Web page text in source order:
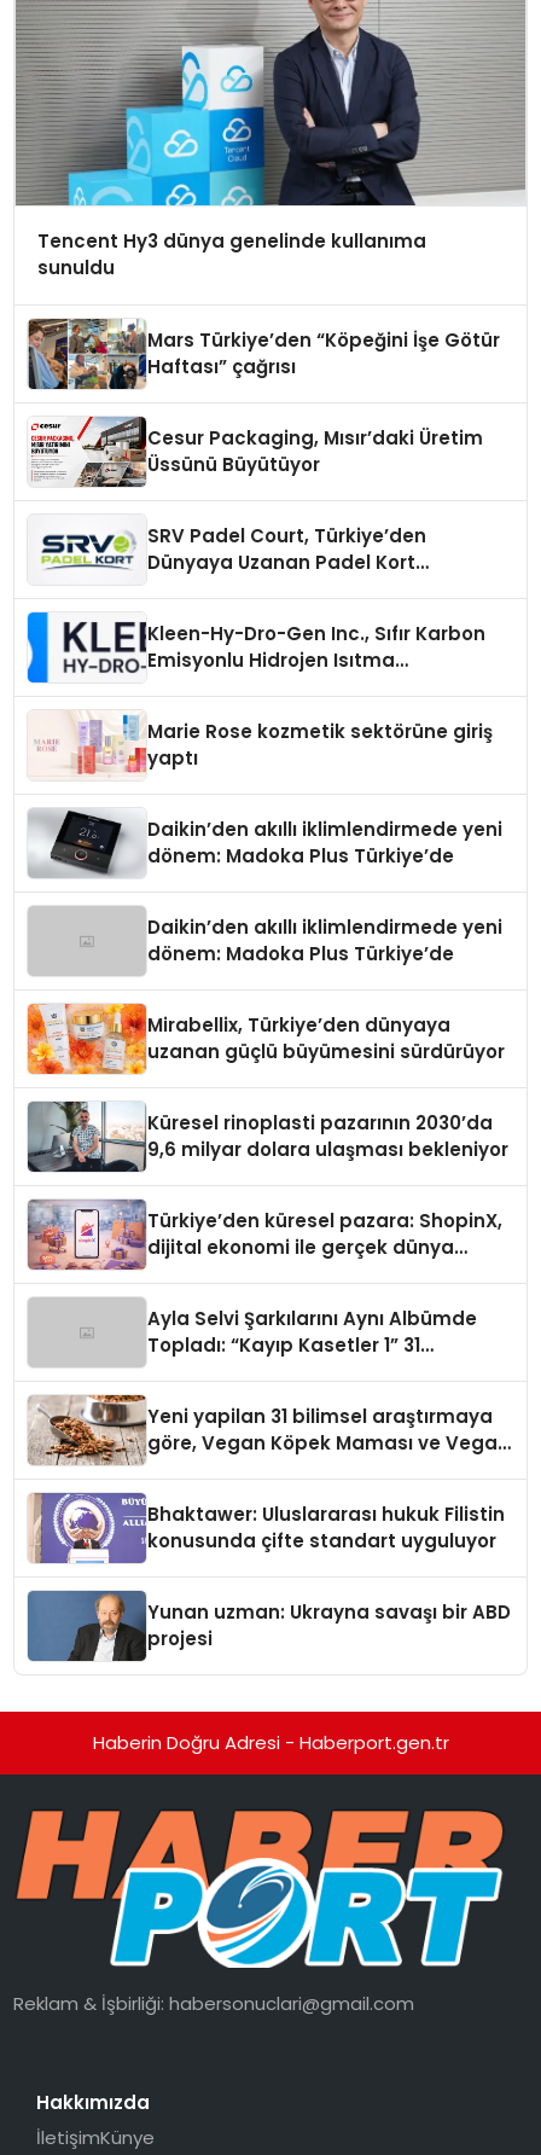
Tencent Hy3 dünya genelinde kullanıma
sunuldu
Mars Türkiye’den “Köpeğini İşe Götür
Haftası” çağrısı
Cesur Packaging, Mısır’daki Üretim
Üssünü Büyütüyor
SRV Padel Court, Türkiye’den
Dünyaya Uzanan Padel Kort
Kleen-Hy-Dro-Gen Inc., Sıfır Karbon
Emisyonlu Hidrojen Isıtma
Marie Rose kozmetik sektörüne giriş
yaptı
Daikin’den akıllı iklimlendirmede yeni
dönem: Madoka Plus Türkiye’de
Daikin’den akıllı iklimlendirmede yeni
dönem: Madoka Plus Türkiye’de
Mirabellix, Türkiye’den dünyaya
uzanan güçlü büyümesini sürdürüyor
Küresel rinoplasti pazarının 2030’da
9,6 milyar dolara ulaşması bekleniyor
Türkiye’den küresel pazara: ShopinX,
dijital ekonomi ile gerçek dünya
Ayla Selvi Şarkılarını Aynı Albümde
Topladı: “Kayıp Kasetler 1” 31
Yeni yapilan 31 bilimsel araştırmaya
göre, Vegan Köpek Maması ve Vegan
Bhaktawer: Uluslararası hukuk Filistin
konusunda çifte standart uyguluyor
Yunan uzman: Ukrayna savaşı bir ABD
projesi
Haberin Doğru Adresi - Haberport.gen.tr
Reklam & İşbirliği:habersonuclari@gmail.com
Hakkımızda
İletişimKünye